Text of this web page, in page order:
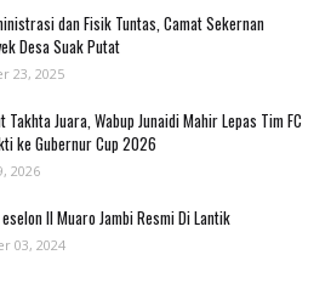
dan Fisik Tuntas, Camat Sekernan
Desa Suak Putat
23, 2025
Takhta Juara, Wabup Junaidi Mahir Lepas Tim FC
ke Gubernur Cup 2026
2026
II Muaro Jambi Resmi Di Lantik
03, 2024